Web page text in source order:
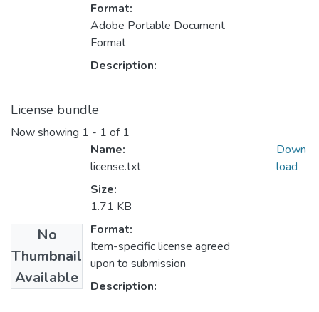
Format:
Adobe Portable Document
Format
Description:
License bundle
Now showing 1 - 1 of 1
No
Thumbnail
Available
Name:
license.txt
Size:
1.71 KB
Format:
Item-specific license agreed
upon to submission
Description:
Down
load